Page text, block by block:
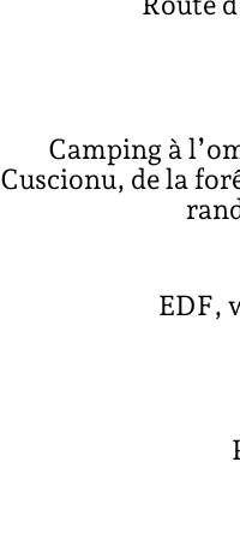
Camping à
Cuscionu, de la
EDF,